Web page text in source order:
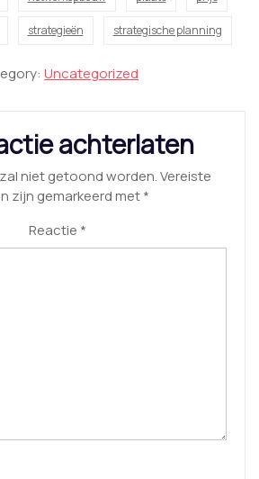
strategieën strategische planning
Uncategorized
achterlaten
niet getoond worden.Vereiste
zijn gemarkeerd met*
Reactie *